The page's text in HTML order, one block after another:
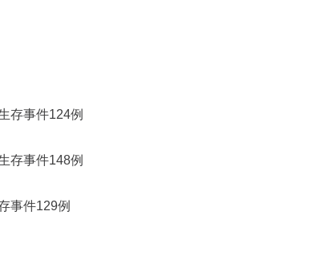
存事件124例
存事件148例
事件129例